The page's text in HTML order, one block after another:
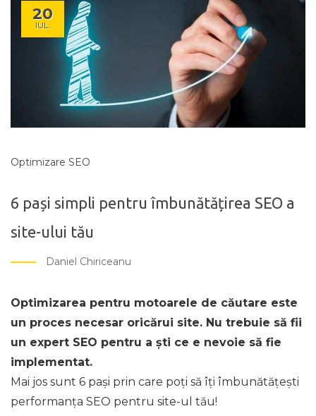
20
IUL.
Optimizare SEO
6 pași simpli pentru îmbunătățirea SEO a
site-ului tău
Daniel Chiriceanu
Optimizarea pentru motoarele de căutare este
un proces necesar oricărui site. Nu trebuie să fii
un expert SEO pentru a ști ce e nevoie să fie
implementat.
Mai jos sunt 6 pași prin care poți să îți îmbunătățești
performanţa SEO pentru site-ul tău!